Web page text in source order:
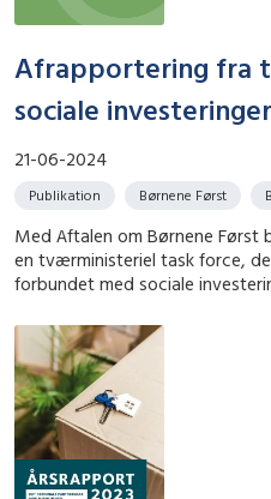
Afrapportering fra
sociale investeringer
21-06-2024
Publikation Børnene Først
Med Aftalen om Børnene
en tværministeriel task force,
forbundet med sociale